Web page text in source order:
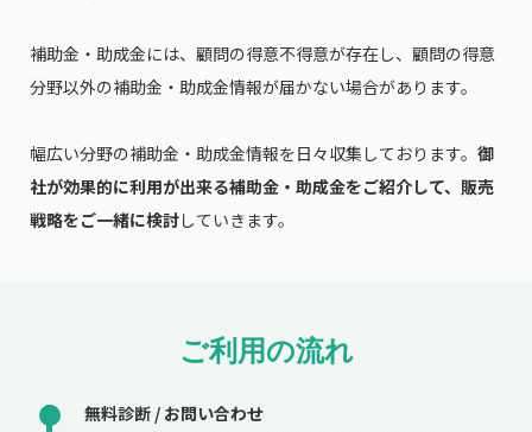
補助金・助成金には、顧問の得意不得意が存在し、顧問の得意
分野以外の補助金・助成金情報が届かない場合があります。
幅広い分野の補助金・助成金情報を日々収集しております。 御
社が効果的に利用が出来る補助金・助成金をご紹介して、販売
戦略をご一緒に検討していきます。
ご利用の流れ
無料診断 / お問い合わせ